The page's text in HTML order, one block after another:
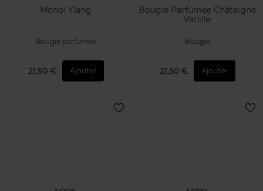
Monoï Ylang
Bougie parfumée
21,50 € Ajouter
Bougie Parfumée Châtaigne
Vanille
Bougie
21,50 € Ajouter